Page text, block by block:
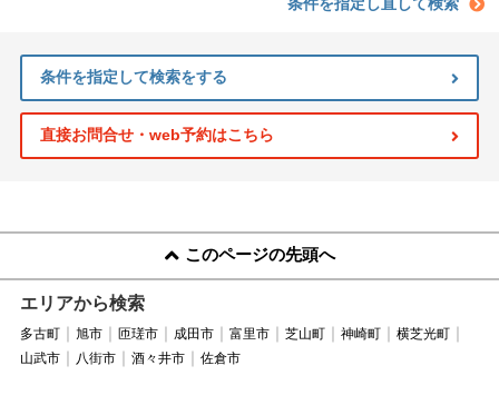
条件を指定し直して検索
条件を指定して検索をする
直接お問合せ・web予約はこちら
このページの先頭へ
エリアから検索
多古町 旭市 匝瑳市 成田市 富里市 芝山町 神崎町
横芝光町
山武市
八街市 酒々井市 佐倉市